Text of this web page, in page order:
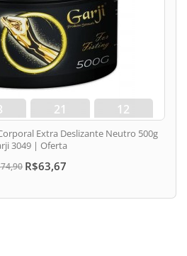
21
min
11
seg
Extra Deslizante Neutro 500g
3049 | Oferta
R$63,67